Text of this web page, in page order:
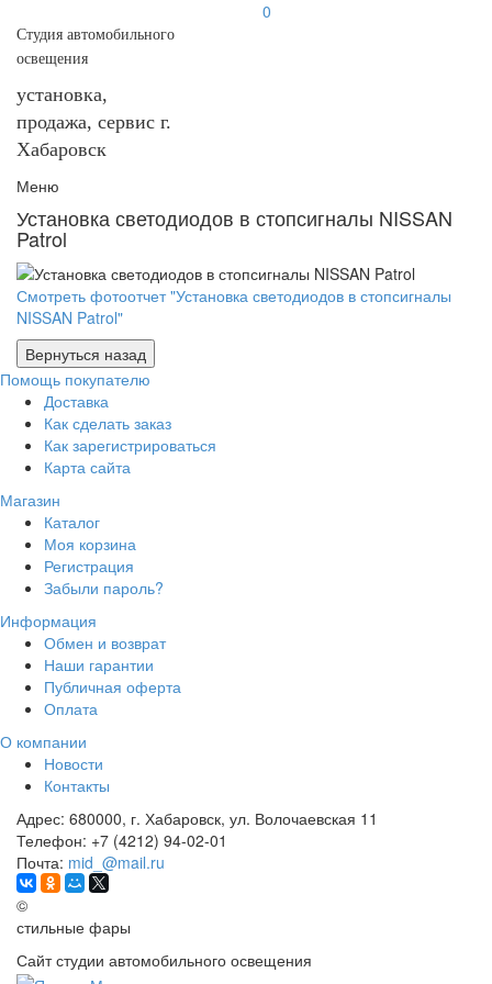
Студия автомобильного
освещения
установка,
продажа, сервис г.
Хабаровск
0
Меню
Установка светодиодов в стопсигналы NISSAN
Patrol
Смотреть фотоотчет "Установка светодиодов в стопсигналы
NISSAN Patrol"
Помощь покупателю
Доставка
Как сделать заказ
Как зарегистрироваться
Карта сайта
Магазин
Каталог
Моя корзина
Регистрация
Забыли пароль?
Информация
Обмен и возврат
Наши гарантии
Публичная оферта
Оплата
О компании
Новости
Контакты
Адрес: 680000, г. Хабаровск, ул. Волочаевская 11
Телефон: +7 (4212) 94-02-01
Почта: mid_@mail.ru
©
стильные фары
Сайт студии автомобильного освещения